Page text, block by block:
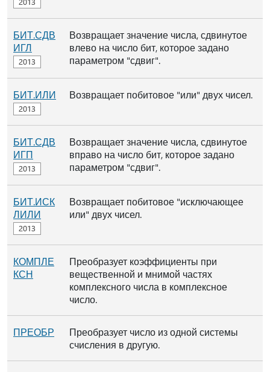
БИТ.СДВ
ИГЛ
Возвращает значение числа, сдвинутое
влево на число бит, которое задано
параметром "сдвиг".
БИТ.ИЛИ Возвращает побитовое "или" двух чисел.
БИТ.СДВ
ИГП
Возвращает значение числа, сдвинутое
вправо на число бит, которое задано
параметром "сдвиг".
БИТ.ИСК
ЛИЛИ
Возвращает побитовое "исключающее
или" двух чисел.
КОМПЛЕ
КСН
Преобразует коэффициенты при
вещественной и мнимой частях
комплексного числа в комплексное
число.
ПРЕОБР
Преобразует число из одной системы
счисления в другую.